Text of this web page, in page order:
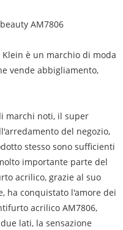
AM7806
è un marchio di moda
vende abbigliamento,
marchi noti, il super
del negozio,
stesso sono sufficienti
importante parte del
acrilico, grazie al suo
ha conquistato l'amore dei
acrilico AM7806,
lati, la sensazione